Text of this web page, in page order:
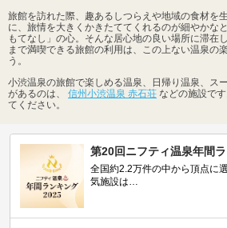
旅館を訪れた際、趣あるしつらえや地域の食材を
に、旅情を大きくかきたててくれるのが細やかな
もてなし」の心。そんな居心地の良い場所に滞在
まで満喫できる旅館の利用は、この上ない温泉の
う。
小渋温泉の旅館で楽しめる温泉、日帰り温泉、ス
があるのは、 信州小渋温泉 赤石荘 などの施設で
てください。
第20回ニフティ温泉年間
全国約2.2万件の中から頂点に
気施設は…